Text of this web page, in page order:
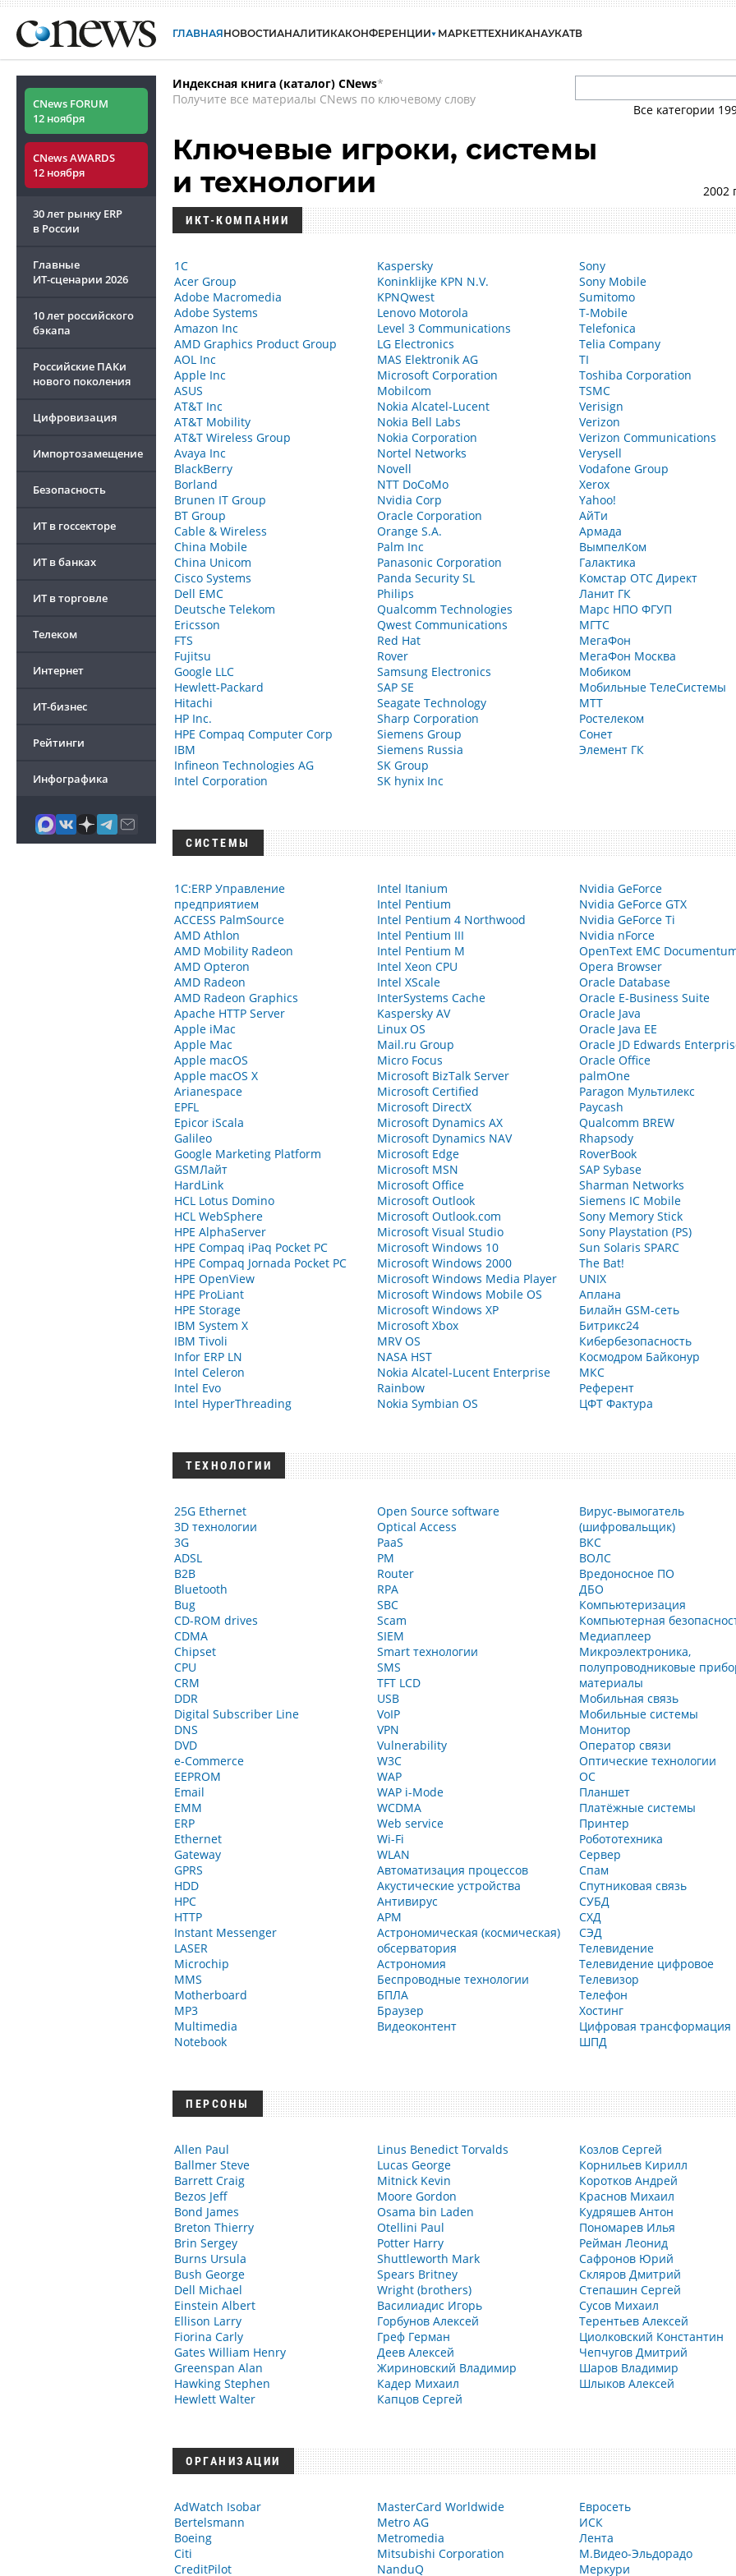
ГЛАВНАЯНОВОСТИАНАЛИТИКАКОНФЕРЕНЦИИ МАРКЕТТЕХНИКАНАУКАТВ
CNews FORUM
12 ноября
CNews AWARDS
12 ноября
30 лет рынку ERP
в России
Главные
ИТ-сценарии 2026
10 лет российского
бэкапа
Российские ПАКи
нового поколения
Цифровизация
Импортозамещение
Безопасность
ИТ в госсекторе
ИТ в банках
ИТ в торговле
Телеком
Интернет
ИТ-бизнес
Рейтинги
Инфографика
Индексная книга (каталог) CNews*
Получите все материалы CNews по ключевому слову
Все категории
Ключевые игроки, системы
и технологии
2002
ИКТ-КОМПАНИИ
1С
Acer Group
Adobe Macromedia
Adobe Systems
Amazon Inc
AMD Graphics Product Group
AOL Inc
Apple Inc
ASUS
AT&T Inc
AT&T Mobility
AT&T Wireless Group
Avaya Inc
BlackBerry
Borland
Brunen IT Group
BT Group
Cable & Wireless
China Mobile
China Unicom
Cisco Systems
Dell EMC
Deutsche Telekom
Ericsson
FTS
Fujitsu
Google LLC
Hewlett-Packard
Hitachi
HP Inc.
HPE Compaq Computer Corp
IBM
Infineon Technologies AG
Intel Corporation
Kaspersky
Koninklijke KPN N.V.
KPNQwest
Lenovo Motorola
Level 3 Communications
LG Electronics
MAS Elektronik AG
Microsoft Corporation
Mobilcom
Nokia Alcatel-Lucent
Nokia Bell Labs
Nokia Corporation
Nortel Networks
Novell
NTT DoCoMo
Nvidia Corp
Oracle Corporation
Orange S.A.
Palm Inc
Panasonic Corporation
Panda Security SL
Philips
Qualcomm Technologies
Qwest Communications
Red Hat
Rover
Samsung Electronics
SAP SE
Seagate Technology
Sharp Corporation
Siemens Group
Siemens Russia
SK Group
SK hynix Inc
Sony
Sony Mobile
Sumitomo
T-Mobile
Telefonica
Telia Company
TI
Toshiba Corporation
TSMC
Verisign
Verizon
Verizon Communications
Verysell
Vodafone Group
Xerox
Yahoo!
АйТи
Армада
ВымпелКом
Галактика
Комстар ОТС Директ
Ланит ГК
Марс НПО ФГУП
МГТС
МегаФон
МегаФон Москва
Мобиком
Мобильные ТелеСистемы
МТТ
Ростелеком
Сонет
Элемент ГК
СИСТЕМЫ
1С:ERP Управление
предприятием
ACCESS PalmSource
AMD Athlon
AMD Mobility Radeon
AMD Opteron
AMD Radeon
AMD Radeon Graphics
Apache HTTP Server
Apple iMac
Apple Mac
Apple macOS
Apple macOS X
Arianespace
EPFL
Epicor iScala
Galileo
Google Marketing Platform
GSMЛайт
HardLink
HCL Lotus Domino
HCL WebSphere
HPE AlphaServer
HPE Compaq iPaq Pocket PC
HPE Compaq Jornada Pocket PC
HPE OpenView
HPE ProLiant
HPE Storage
IBM System X
IBM Tivoli
Infor ERP LN
Intel Celeron
Intel Evo
Intel HyperThreading
Intel Itanium
Intel Pentium
Intel Pentium 4 Northwood
Intel Pentium III
Intel Pentium M
Intel Xeon CPU
Intel XScale
InterSystems Cache
Kaspersky AV
Linux OS
Mail.ru Group
Micro Focus
Microsoft BizTalk Server
Microsoft Certified
Microsoft DirectX
Microsoft Dynamics AX
Microsoft Dynamics NAV
Microsoft Edge
Microsoft MSN
Microsoft Office
Microsoft Outlook
Microsoft Outlook.com
Microsoft Visual Studio
Microsoft Windows 10
Microsoft Windows 2000
Microsoft Windows Media Player
Microsoft Windows Mobile OS
Microsoft Windows XP
Microsoft Xbox
MRV OS
NASA HST
Nokia Alcatel-Lucent Enterprise
Rainbow
Nokia Symbian OS
Nvidia GeForce
Nvidia GeForce GTX
Nvidia GeForce Ti
Nvidia nForce
OpenText EMC
Opera Browser
Oracle Database
Oracle E-Business Suite
Oracle Java
Oracle Java EE
Oracle JD Edwards
Oracle Office
palmOne
Paragon Мультилекс
Paycash
Qualcomm BREW
Rhapsody
RoverBook
SAP Sybase
Sharman Networks
Siemens IC Mobile
Sony Memory Stick
Sony Playstation (PS)
Sun Solaris SPARC
The Bat!
UNIX
Аплана
Билайн GSM-сеть
Битрикс24
Кибербезопасность
Космодром Байконур
МКС
Референт
ЦФТ Фактура
ТЕХНОЛОГИИ
25G Ethernet
3D технологии
3G
ADSL
B2B
Bluetooth
Bug
CD-ROM drives
CDMA
Chipset
CPU
CRM
DDR
Digital Subscriber Line
DNS
DVD
e-Commerce
EEPROM
Email
EMM
ERP
Ethernet
Gateway
GPRS
HDD
HPC
HTTP
Instant Messenger
LASER
Microchip
MMS
Motherboard
MP3
Multimedia
Notebook
Open Source software
Optical Access
PaaS
PM
Router
RPA
SBC
Scam
SIEM
Smart технологии
SMS
TFT LCD
USB
VoIP
VPN
Vulnerability
W3C
WAP
WAP i-Mode
WCDMA
Web service
Wi-Fi
WLAN
Автоматизация процессов
Акустические устройства
Антивирус
АРМ
Астрономическая (космическая)
обсерватория
Астрономия
Беспроводные технологии
БПЛА
Браузер
Видеоконтент
Вирус-вымогатель
(шифровальщик)
ВКС
ВОЛС
Вредоносное ПО
ДБО
Компьютеризация
Компьютерная
Медиаплеер
Микроэлектроника,
полупроводниковые
материалы
Мобильная связь
Мобильные системы
Монитор
Оператор связи
Оптические технологии
ОС
Планшет
Платёжные системы
Принтер
Робототехника
Сервер
Спам
Спутниковая связь
СУБД
СХД
СЭД
Телевидение
Телевидение цифровое
Телевизор
Телефон
Хостинг
Цифровая трансформация
ШПД
ПЕРСОНЫ
Allen Paul
Ballmer Steve
Barrett Craig
Bezos Jeff
Bond James
Breton Thierry
Brin Sergey
Burns Ursula
Bush George
Dell Michael
Einstein Albert
Ellison Larry
Fiorina Carly
Gates William Henry
Greenspan Alan
Hawking Stephen
Hewlett Walter
Linus Benedict Torvalds
Lucas George
Mitnick Kevin
Moore Gordon
Osama bin Laden
Otellini Paul
Potter Harry
Shuttleworth Mark
Spears Britney
Wright (brothers)
Василиадис Игорь
Горбунов Алексей
Греф Герман
Деев Алексей
Жириновский Владимир
Кадер Михаил
Капцов Сергей
Козлов Сергей
Корнильев Кирилл
Коротков Андрей
Краснов Михаил
Кудряшев Антон
Пономарев Илья
Рейман Леонид
Сафронов Юрий
Скляров Дмитрий
Степашин Сергей
Сусов Михаил
Терентьев Алексей
Циолковский Константин
Чепчугов Дмитрий
Шаров Владимир
Шлыков Алексей
ОРГАНИЗАЦИИ
AdWatch Isobar
Bertelsmann
Boeing
Citi
CreditPilot
MasterCard Worldwide
Metro AG
Metromedia
Mitsubishi Corporation
NanduQ
Евросеть
ИСК
Лента
М.Видео-Эльдорадо
Меркури